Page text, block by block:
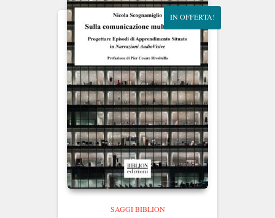
IN OFFERTA!
SAGGI BIBLION